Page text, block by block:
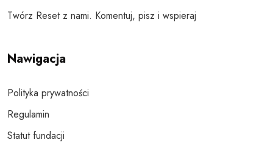
Twórz Reset z nami. Komentuj, pisz i wspieraj
Nawigacja
Polityka prywatności
Regulamin
Statut fundacji